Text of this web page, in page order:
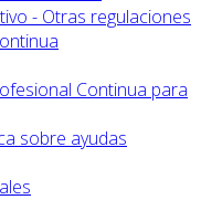
- Otras regulaciones
Continua para
sobre ayudas